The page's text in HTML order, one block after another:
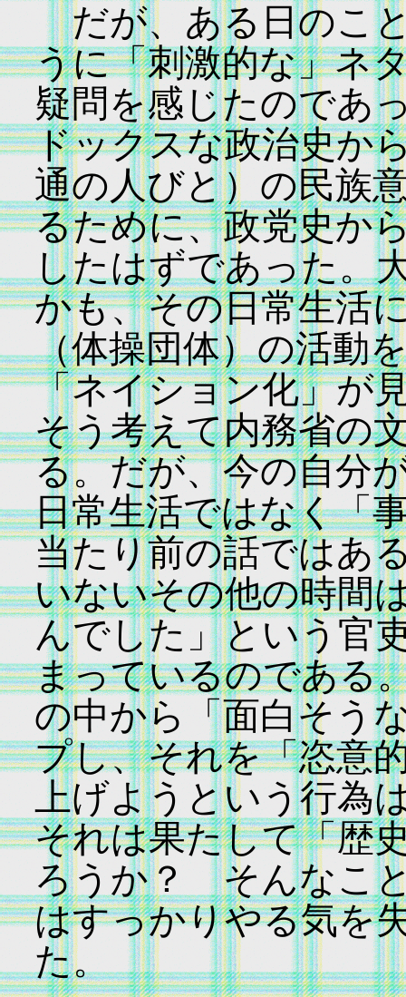
だが、ある日のこ
うに「刺激的な」ネ
疑問を感じたのであ
ドックスな政治史か
通の人びと）の民族
るために、政党史か
したはずであった。
かも、その日常生活
（体操団体）の活動
「ネイション化」が
そう考えて内務省の
る。だが、今の自分
日常生活ではなく「
当たり前の話ではあ
いないその他の時間
んでした」という官
まっているのである
の中から「面白そう
プし、それを「恣意
上げようという行
それは果たして「歴
ろうか？ そんなこ
はすっかりやる気を
た。